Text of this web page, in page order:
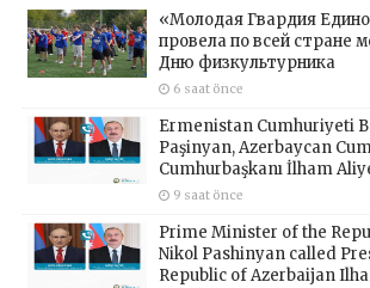
«Молодая Гвардия
провела по всей стране
Дню физкультурника
6 saat önce
Ermenistan Cumhuriyeti
Paşinyan, Azerbaycan
Cumhurbaşkanı İlham
9 saat önce
Prime Minister of the
Nikol Pashinyan called
Republic of Azerbaijan